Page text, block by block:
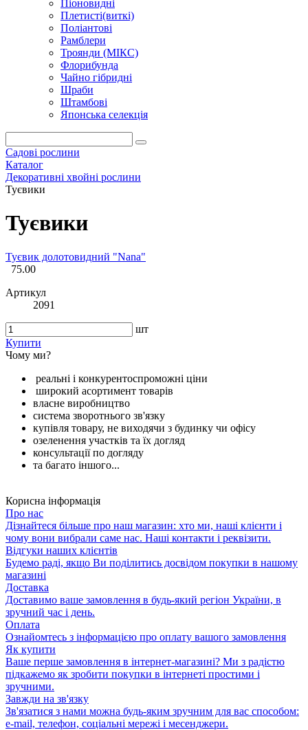
Піоновидні
Плетисті(виткі)
Поліантові
Рамблери
Троянди (МІКС)
Флорибунда
Чайно гібридні
Шраби
Штамбові
Японська селекція
Садові рослини
Каталог
Декоративні хвойні рослини
Туєвики
Туєвики
Туєвик долотовидний "Nana"
75.00
Артикул
2091
шт
Купити
Чому ми?
реальні і конкурентоспроможні ціни
широкий асортимент товарів
власне виробництво
система зворотнього зв'язку
купівля товару, не виходячи з будинку чи офісу
озеленення участків та їх догляд
консультації по догляду
та багато іншого...
Корисна інформація
Про нас
Дізнайтеся більше про наш магазин: хто ми, наші клієнти і
чому вони вибрали саме нас. Наші контакти і реквізити.
Відгуки наших клієнтів
Будемо раді, якщо Ви поділитись досвідом покупки в нашому
магазині
Доставка
Доставимо ваше замовлення в будь-який регіон України, в
зручний час і день.
Оплата
Ознайомтесь з інформацією про оплату вашого замовлення
Як купити
Ваше перше замовлення в інтернет-магазині? Ми з радістю
підкажемо як зробити покупки в інтернеті простими і
зручними.
Завжди на зв'язку
Зв'язатися з нами можна будь-яким зручним для вас способом:
e-mail, телефон, соціальні мережі і месенджери.